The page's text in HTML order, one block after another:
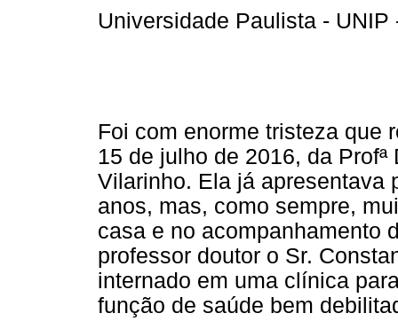
Universidade Paulista - UNIP
Foi com enorme tristeza que
15 de julho de 2016, da
Vilarinho. Ela já apresentava
anos, mas, como sempre,
casa e no acompanhamento
professor doutor o Sr.
internado em uma clínica
função de saúde bem